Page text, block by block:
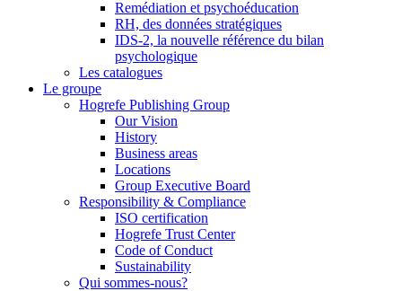
Remédiation et psychoéducation
RH, des données stratégiques
IDS-2, la nouvelle référence du bilan
psychologique
Les catalogues
Le groupe
Hogrefe Publishing Group
Our Vision
History
Business areas
Locations
Group Executive Board
Responsibility & Compliance
ISO certification
Hogrefe Trust Center
Code of Conduct
Sustainability
Qui sommes-nous?